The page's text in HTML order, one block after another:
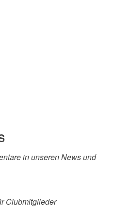
in unseren News und
Clubmitglieder